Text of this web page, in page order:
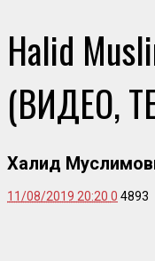
Halid
(ВИДЕО,
Халид
11/08/2019 20:20 0 4893